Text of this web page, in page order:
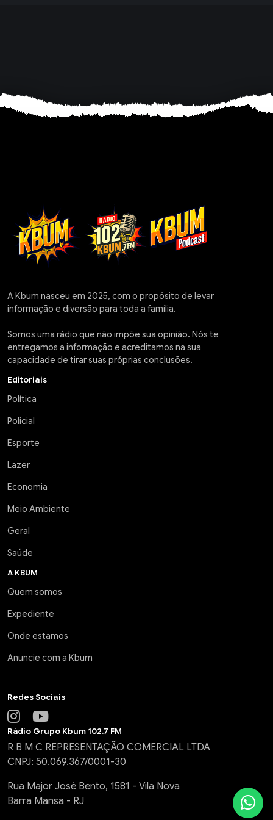
A Kbum nasceu em 2025, com o propósito de levar
informação e diversão para toda a família.
Somos uma rádio que não impõe sua opinião. Nós te
entregamos a informação e acreditamos na sua
capacidade de tirar suas próprias conclusões.
Editoriais
Política
Policial
Esporte
Lazer
Economia
Meio Ambiente
Geral
Saúde
A KBUM
Quem somos
Expediente
Onde estamos
Anuncie com a Kbum
Redes Sociais
Rádio Grupo Kbum 102.7 FM
R B M C REPRESENTAÇÃO COMERCIAL LTDA
CNPJ: 50.069.367/0001-30
Rua Major José Bento, 1581 - Vila Nova
Barra Mansa - RJ